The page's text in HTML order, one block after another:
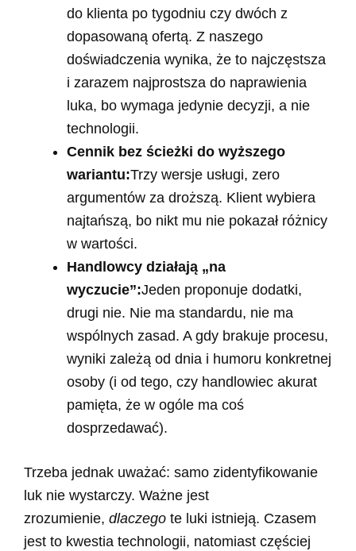
do klienta po tygodniu czy dwóch z
dopasowaną ofertą. Z naszego
doświadczenia wynika, że to najczęstsza
i zarazem najprostsza do naprawienia
luka, bo wymaga jedynie decyzji, a nie
technologii.
Cennik bez ścieżki do wyższego
wariantu:Trzy wersje usługi, zero
argumentów za droższą. Klient wybiera
najtańszą, bo nikt mu nie pokazał różnicy
w wartości.
Handlowcy działają „na
wyczucie”:Jeden proponuje dodatki,
drugi nie. Nie ma standardu, nie ma
wspólnych zasad. A gdy brakuje procesu,
wyniki zależą od dnia i humoru konkretnej
osoby (i od tego, czy handlowiec akurat
pamięta, że w ogóle ma coś
dosprzedawać).
Trzeba jednak uważać: samo zidentyfikowanie
luk nie wystarczy. Ważne jest
zrozumienie, dlaczego te luki istnieją. Czasem
jest to kwestia technologii, natomiast częściej